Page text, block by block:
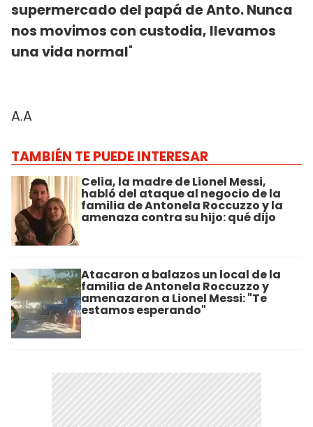
supermercado del papá de Anto. Nunca
nos movimos con custodia, llevamos
una vida normal"
A.A
TAMBIÉN TE PUEDE INTERESAR
Celia, la madre de Lionel Messi,
habló del ataque al negocio de la
familia de Antonela Roccuzzo y la
amenaza contra su hijo: qué dijo
Atacaron a balazos un local de la
familia de Antonela Roccuzzo y
amenazaron a Lionel Messi: "Te
estamos esperando"